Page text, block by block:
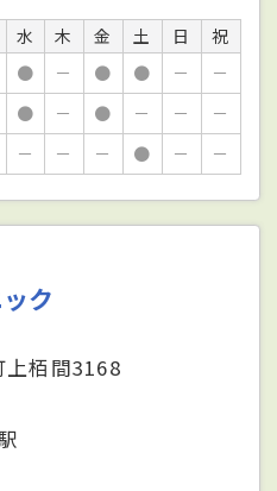
水 木 金 土 日
祝
● － ● ● －
－
● － ● － －
－
－ － － ● － －
ク
栢間3168